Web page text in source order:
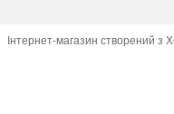
Інтернет-магазин створений з